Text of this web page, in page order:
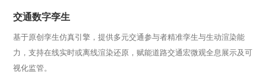
交通数字孪生
基于原创孪生仿真引擎，提供多元交通参与者精准孪生与生动渲染能
力，支持在线实时或离线渲染还原，赋能道路交通宏微观全息展示及可
视化监管。